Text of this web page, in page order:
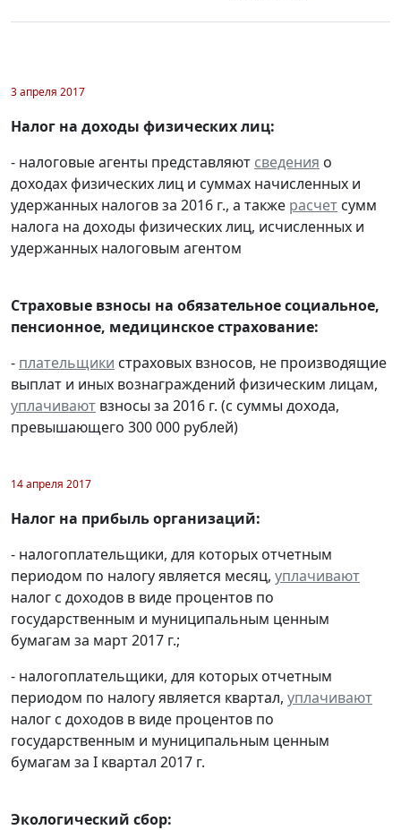
3 апреля 2017
Налог на доходы физических лиц:
- налоговые агенты представляют сведения о
доходах физических лиц и суммах начисленных и
удержанных налогов за 2016 г., а также расчет сумм
налога на доходы физических лиц, исчисленных и
удержанных налоговым агентом
Страховые взносы на обязательное социальное,
пенсионное, медицинское страхование:
- плательщики страховых взносов, не производящие
выплат и иных вознаграждений физическим лицам,
уплачивают взносы за 2016 г. (с суммы дохода,
превышающего 300 000 рублей)
14 апреля 2017
Налог на прибыль организаций:
- налогоплательщики, для которых отчетным
периодом по налогу является месяц, уплачивают
налог с доходов в виде процентов по
государственным и муниципальным ценным
бумагам за март 2017 г.;
- налогоплательщики, для которых отчетным
периодом по налогу является квартал, уплачивают
налог с доходов в виде процентов по
государственным и муниципальным ценным
бумагам за I квартал 2017 г.
Экологический сбор: